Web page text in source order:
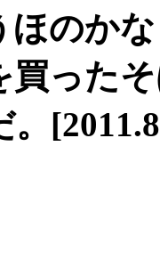
ほのか
買った
。